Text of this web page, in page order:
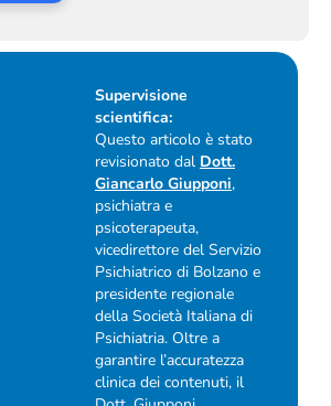
Supervisione
scientifica:
Questo articolo è stato
revisionato dal Dott.
Giancarlo Giupponi,
psichiatra e
psicoterapeuta,
vicedirettore del Servizio
Psichiatrico di Bolzano e
presidente regionale
della Società Italiana di
Psichiatria. Oltre a
garantire l’accuratezza
clinica dei contenuti, il